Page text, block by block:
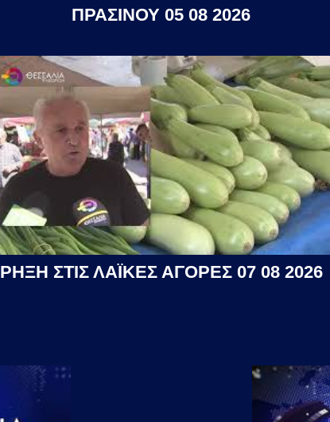
ΠΡΑΣΙΝΟΥ 05 08 2026
ΡΗΞΗ ΣΤΙΣ ΛΑΪΚΕΣ ΑΓΟΡΕΣ 07 08 2026